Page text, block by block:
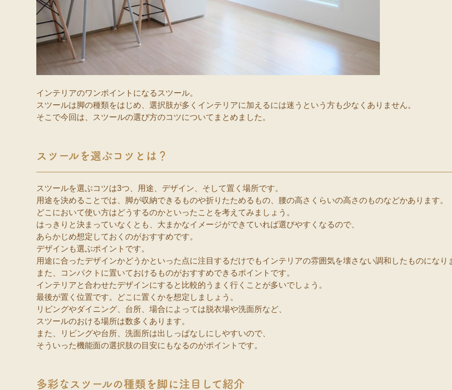
インテリアのワンポイントになるスツール。
スツールは脚の種類をはじめ、選択肢が多くインテリアに加えるには迷うという方も少なくありません。
そこで今回は、スツールの選び方のコツについてまとめました。
スツールを選ぶコツとは？
スツールを選ぶコツは3つ、用途、デザイン、そして置く場所です。
用途を決めることでは、脚が収納できるものや折りたためるもの、腰の高さくらいの高さのものなどかあります。
どこにおいて使い方はどうするのかといったことを考えてみましょう。
はっきりと決まっていなくとも、大まかなイメージができていれば選びやすくなるので、
あらかじめ想定しておくのがおすすめです。
デザインも選ぶポイントです。
用途に合ったデザインかどうかといった点に注目するだけでもインテリアの雰囲気を壊さない調和したものになり
また、コンパクトに置いておけるものがおすすめできるポイントです。
インテリアと合わせたデザインにすると比較的うまく行くことが多いでしょう。
最後が置く位置です。どこに置くかを想定しましょう。
リビングやダイニング、台所、場合によっては脱衣場や洗面所など、
スツールのおける場所は数多くあります。
また、リビングや台所、洗面所は出しっぱなしにしやすいので、
そういった機能面の選択肢の目安にもなるのがポイントです。
多彩なスツールの種類を脚に注目して紹介